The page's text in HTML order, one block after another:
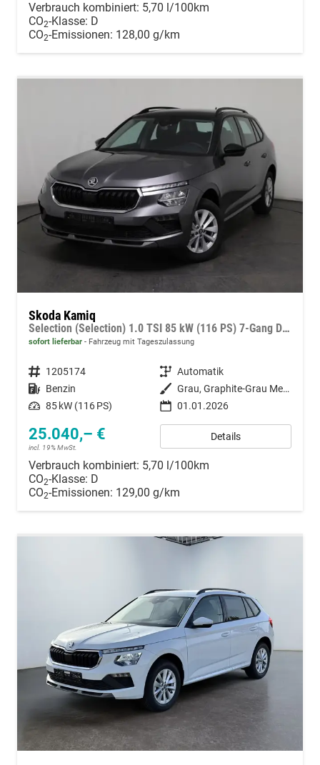
Verbrauch kombiniert: 5,70 l/100km
CO2-Klasse: D
CO2-Emissionen: 128,00 g/km
Skoda Kamiq
Selection (Selection) 1.0 TSI 85 kW (116 PS) 7-Gang DSG
sofort lieferbar Fahrzeug mit Tageszulassung
Fahrzeugnummer 1205174 Getriebe Automatik
Kraftstoff Benzin Außenfarbe
Grau, Graphite-Grau Metallic (5X) / Dach Schwarz
Leistung 85 kW (116 PS) 01.01.2026
25.040,– €
incl. 19% MwSt.
Details
Verbrauch kombiniert: 5,70 l/100km
CO2-Klasse: D
CO2-Emissionen: 129,00 g/km